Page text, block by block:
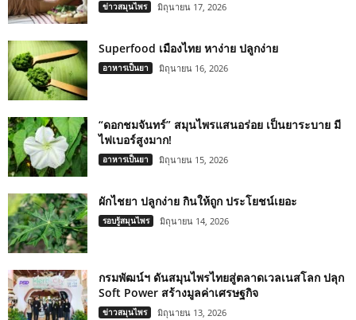
ข่าวสมุนไพร มิถุนายน 17, 2026
Superfood เมืองไทย หาง่าย ปลูกง่าย
อาหารเป็นยา มิถุนายน 16, 2026
“ดอกชมจันทร์” สมุนไพรแสนอร่อย เป็นยาระบาย มี
ไฟเบอร์สูงมาก!
อาหารเป็นยา มิถุนายน 15, 2026
ผักไชยา ปลูกง่าย กินให้ถูก ประโยชน์เยอะ
รอบรู้สมุนไพร มิถุนายน 14, 2026
กรมพัฒน์ฯ ดันสมุนไพรไทยสู่ตลาดเวลเนสโลก ปลุก
Soft Power สร้างมูลค่าเศรษฐกิจ
ข่าวสมุนไพร มิถุนายน 13, 2026